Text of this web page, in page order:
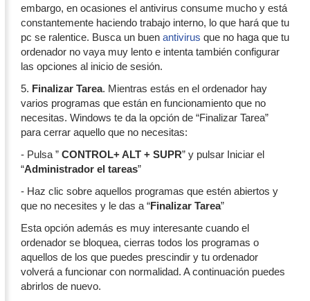
embargo, en ocasiones el antivirus consume mucho y está
constantemente haciendo trabajo interno, lo que hará que tu
pc se ralentice. Busca un buen antivirus que no haga que tu
ordenador no vaya muy lento e intenta también configurar
las opciones al inicio de sesión.
5. Finalizar Tarea. Mientras estás en el ordenador hay
varios programas que están en funcionamiento que no
necesitas. Windows te da la opción de “Finalizar Tarea”
para cerrar aquello que no necesitas:
- Pulsa ” CONTROL+ ALT + SUPR” y pulsar Iniciar el
“Administrador el tareas”
- Haz clic sobre aquellos programas que estén abiertos y
que no necesites y le das a “Finalizar Tarea”
Esta opción además es muy interesante cuando el
ordenador se bloquea, cierras todos los programas o
aquellos de los que puedes prescindir y tu ordenador
volverá a funcionar con normalidad. A continuación puedes
abrirlos de nuevo.